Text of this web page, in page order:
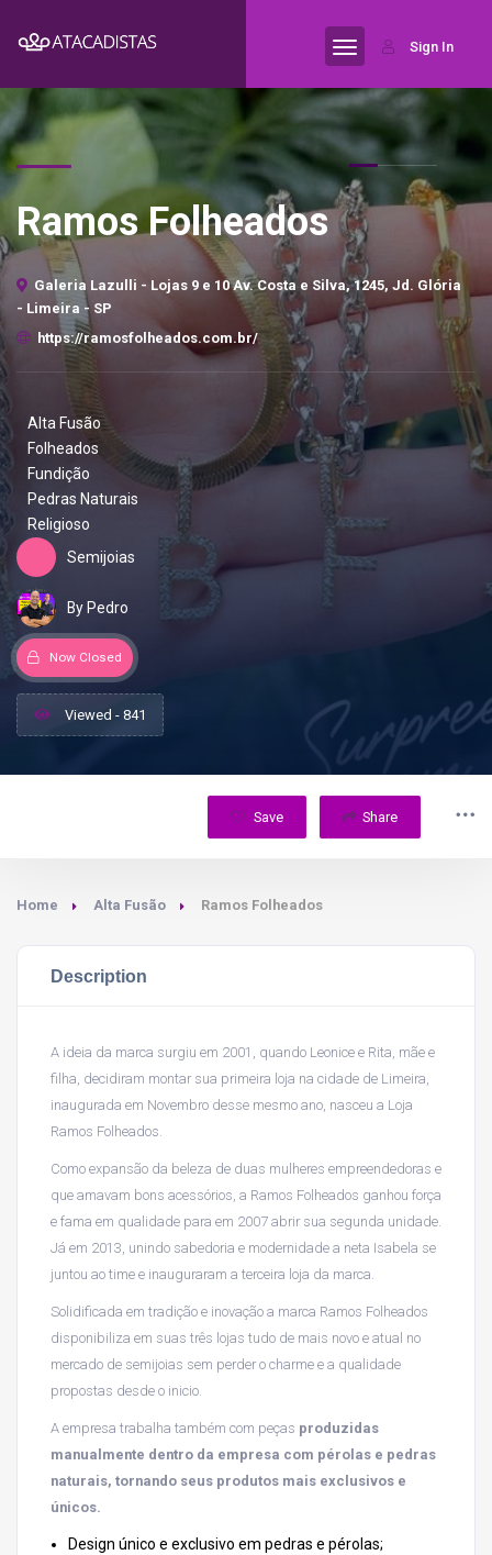
Sign In
Ramos Folheados
Galeria Lazulli - Lojas 9 e 10 Av. Costa e Silva, 1245, Jd. Glória
- Limeira - SP
https://ramosfolheados.com.br/
Alta Fusão
Folheados
Fundição
Pedras Naturais
Religioso
Semijoias
By Pedro
Now Closed
Viewed - 841
Save Share
Home Alta Fusão Ramos Folheados
Description
A ideia da marca surgiu em 2001, quando Leonice e Rita, mãe e
filha, decidiram montar sua primeira loja na cidade de Limeira,
inaugurada em Novembro desse mesmo ano, nasceu a Loja
Ramos Folheados.
Como expansão da beleza de duas mulheres empreendedoras e
que amavam bons acessórios, a Ramos Folheados ganhou força
e fama em qualidade para em 2007 abrir sua segunda unidade.
Já em 2013, unindo sabedoria e modernidade a neta Isabela se
juntou ao time e inauguraram a terceira loja da marca.
Solidificada em tradição e inovação a marca Ramos Folheados
disponibiliza em suas três lojas tudo de mais novo e atual no
mercado de semijoias sem perder o charme e a qualidade
propostas desde o inicio.
A empresa trabalha também com peças produzidas
manualmente dentro da empresa com pérolas e pedras
naturais, tornando seus produtos mais exclusivos e
únicos.
Design único e exclusivo em pedras e pérolas;